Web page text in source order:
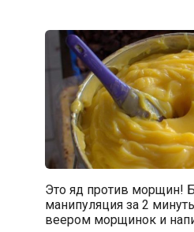
Это яд против морщин!
манипуляция за 2
веером морщинок и